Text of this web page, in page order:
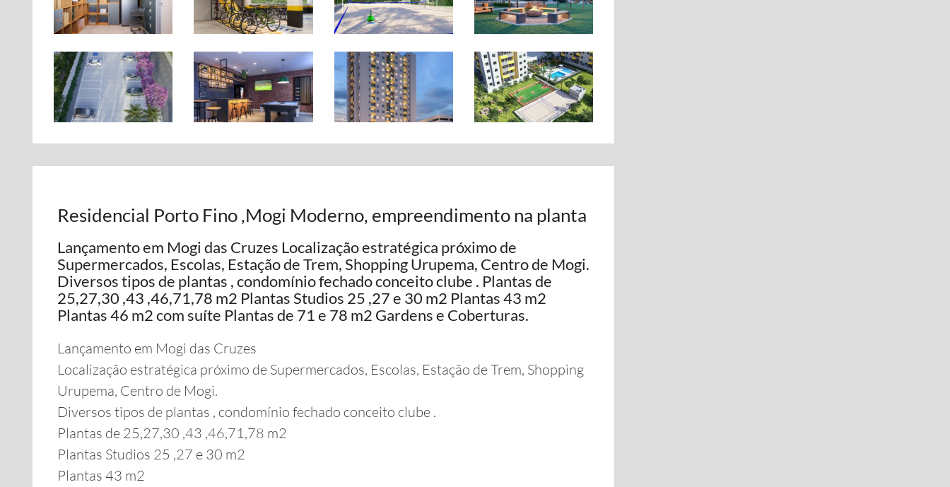
Residencial Porto Fino ,Mogi Moderno, empreendimento na planta
Lançamento em Mogi das Cruzes Localização estratégica próximo de
Supermercados, Escolas, Estação de Trem, Shopping Urupema, Centro de Mogi.
Diversos tipos de plantas , condomínio fechado conceito clube . Plantas de
25,27,30 ,43 ,46,71,78 m2 Plantas Studios 25 ,27 e 30 m2 Plantas 43 m2
Plantas 46 m2 com suíte Plantas de 71 e 78 m2 Gardens e Coberturas.
Lançamento em Mogi das Cruzes
Localização estratégica próximo de Supermercados, Escolas, Estação de Trem, Shopping
Urupema, Centro de Mogi.
Diversos tipos de plantas , condomínio fechado conceito clube .
Plantas de 25,27,30 ,43 ,46,71,78 m2
Plantas Studios 25 ,27 e 30 m2
Plantas 43 m2